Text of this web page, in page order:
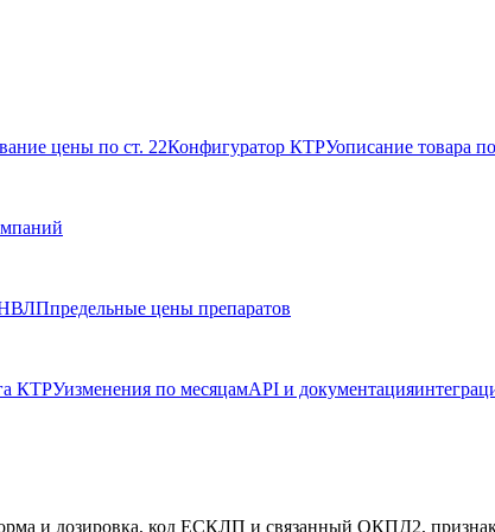
цены по ст. 22Конфигуратор КТРУописание товара
предельные цены препаратов
КТРУизменения по месяцамAPI и документация
и дозировка, код ЕСКЛП и связанный ОКПД2,